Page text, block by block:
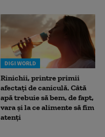
DIGI WORLD
Rinichii, printre primii
afectați de caniculă. Câtă
apă trebuie să bem, de fapt,
vara și la ce alimente să fim
atenți